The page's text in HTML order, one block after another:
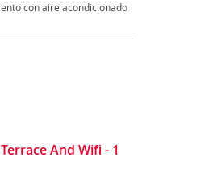
con aire acondicionado
And Wifi - 1